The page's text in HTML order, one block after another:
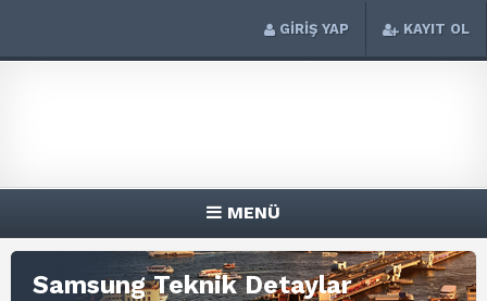
GİRİŞ YAP KAYIT OL
MENÜ
Samsung Teknik Detaylar